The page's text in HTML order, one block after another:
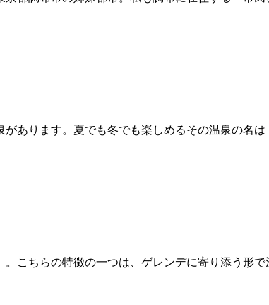
あります。夏でも冬でも楽しめるその温泉の名
こちらの特徴の一つは、ゲレンデに寄り添う形